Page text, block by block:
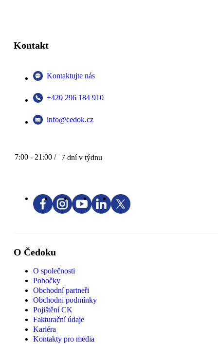
Kontakt
Kontaktujte nás
+420 296 184 910
info@cedok.cz
7:00 - 21:00 / 7 dní v týdnu
O Čedoku
O společnosti
Pobočky
Obchodní partneři
Obchodní podmínky
Pojištění CK
Fakturační údaje
Kariéra
Kontakty pro média